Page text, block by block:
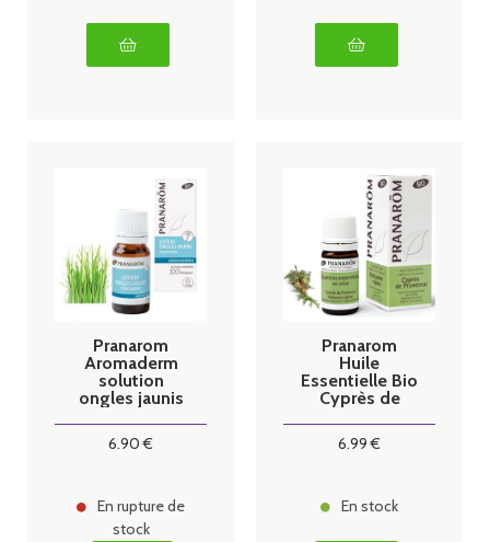
Pranarom
Aromaderm
solution
ongles jaunis
6.90 €
En rupture de
stock
Pranarom
Huile
Essentielle Bio
Cyprès de
6.99 €
En stock